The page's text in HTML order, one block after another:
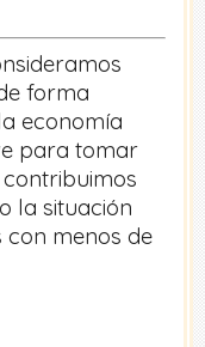
forma
economía
para tomar
la situación
con menos de